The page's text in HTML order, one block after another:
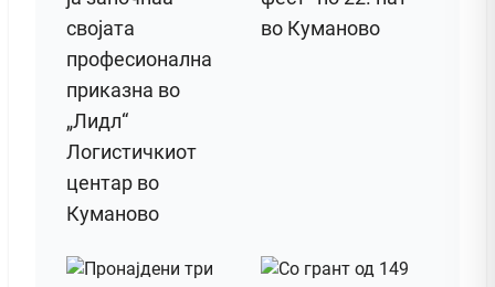
својата
професионална
приказна во
„Лидл“
Логистичкиот
центар во
Куманово
во Куманово